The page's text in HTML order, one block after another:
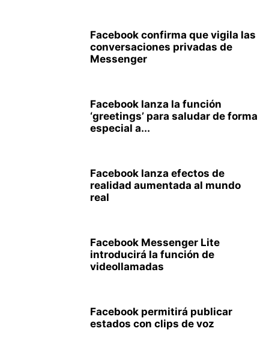
Facebook confirma que vigila las
conversaciones privadas de
Messenger
Facebook lanza la función
‘greetings’ para saludar de forma
especial a...
Facebook lanza efectos de
realidad aumentada al mundo
real
Facebook Messenger Lite
introducirá la función de
videollamadas
Facebook permitirá publicar
estados con clips de voz